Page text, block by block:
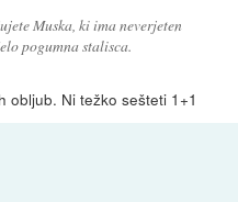
Muska, ki ima neverjeten
pogumna stalisca.
obljub. Ni težko sešteti 1+1